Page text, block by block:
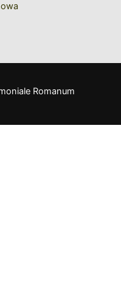
Romanum